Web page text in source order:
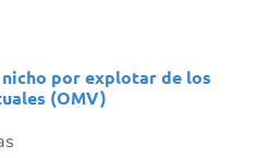
por explotar de los
(OMV)